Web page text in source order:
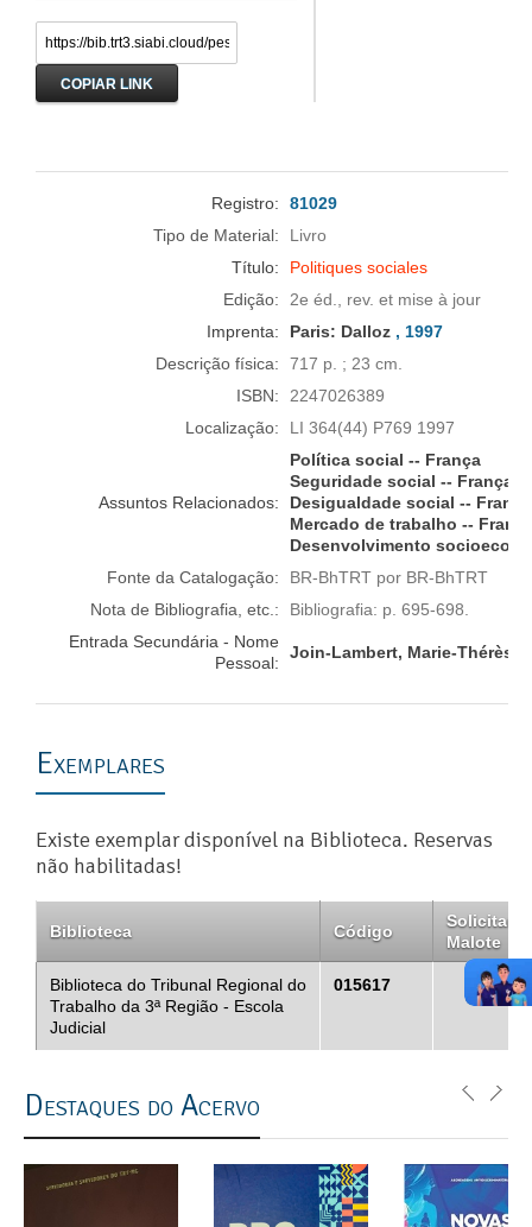
COPIAR LINK
Registro:
81029
Tipo de Material:
Livro
Título:
Politiques sociales
Edição:
2e éd., rev. et mise à jour
Imprenta:
Paris: Dalloz , 1997
Descrição física:
717 p. ; 23 cm.
ISBN:
2247026389
Localização:
LI 364(44) P769 1997
Assuntos Relacionados:
Política social -- França
Seguridade social -- França
Desigualdade social -- França
Mercado de trabalho --
Desenvolvimento
Fonte da Catalogação:
BR-BhTRT por BR-BhTRT
Nota de Bibliografia, etc.:
Bibliografia: p. 695-698.
Entrada Secundária - Nome
Pessoal:
Join-Lambert, Marie-Thérèse
Exemplares
Existe exemplar disponível na Biblioteca. Reservas
não habilitadas!
Biblioteca Código
Solicitar
Malote
Biblioteca do Tribunal Regional do
Trabalho da 3ª Região - Escola
Judicial
015617
Destaques do Acervo